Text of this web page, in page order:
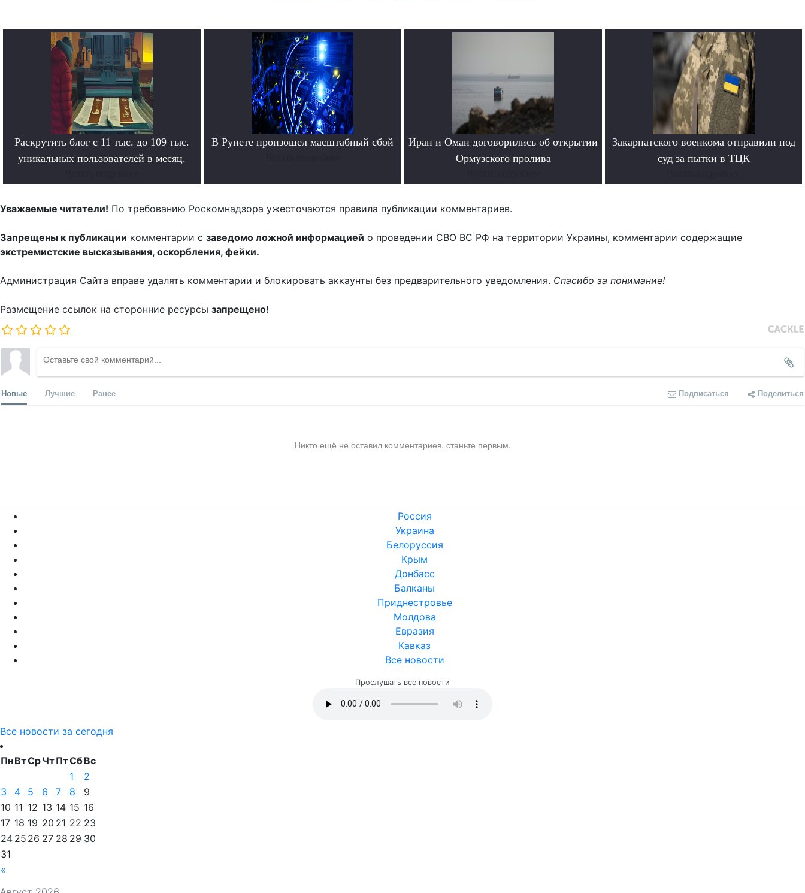
Раскрутить блог с 11 тыс. до 109 тыс.
уникальных пользователей в месяц.
В Рунете произошел масштабный сбой
Иран и Оман договорились об открытии
Ормузского пролива
Закарпатского военкома отправили под
суд за пытки в ТЦК
Уважаемые читатели! По требованию Роскомнадзора ужесточаются правила публикации комментариев.
Запрещены к публикации комментарии с заведомо ложной информацией о проведении СВО ВС РФ на территории Украины, комментарии содержащие
экстремистские высказывания, оскорбления, фейки.
Администрация Сайта вправе удалять комментарии и блокировать аккаунты без предварительного уведомления. Спасибо за понимание!
Размещение ссылок на сторонние ресурсы запрещено!
Новые Лучшие Ранее Подписаться Поделиться
Никто ещё не оставил комментариев, станьте первым.
Россия
Украина
Белоруссия
Крым
Донбасс
Балканы
Приднестровье
Молдова
Евразия
Кавказ
Все новости
Прослушать все новости
Все новости за сегодня
ПнВтСрЧтПтСбВс
«
1
2
3
4 5 6 7 8
9
10 11 12 13 14 15 16
17 18 19 20 21 22 23
24 25 26 27 28 29 30
31